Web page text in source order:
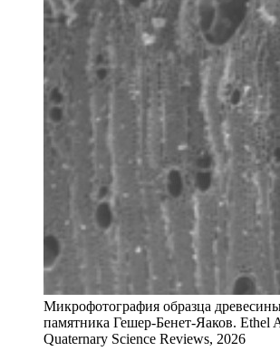
Микрофотография образца
памятника Гешер-Бенет-Яаков. Ethel
Quaternary Science Reviews, 2026